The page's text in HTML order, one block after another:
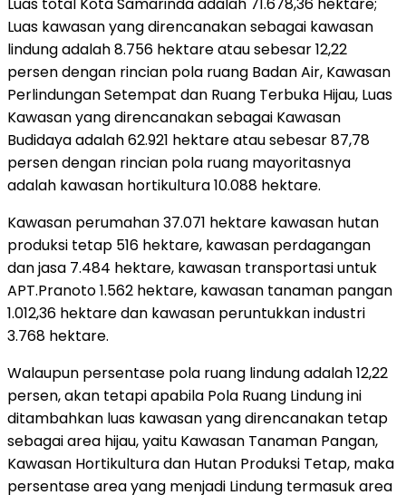
Luas kawasan yang direncanakan sebagai kawasan
lindung adalah 8.756 hektare atau sebesar 12,22
persen dengan rincian pola ruang Badan Air, Kawasan
Perlindungan Setempat dan Ruang Terbuka Hijau, Luas
Kawasan yang direncanakan sebagai Kawasan
Budidaya adalah 62.921 hektare atau sebesar 87,78
persen dengan rincian pola ruang mayoritasnya
adalah kawasan hortikultura 10.088 hektare.
Kawasan perumahan 37.071 hektare kawasan hutan
produksi tetap 516 hektare, kawasan perdagangan
dan jasa 7.484 hektare, kawasan transportasi untuk
APT.Pranoto 1.562 hektare, kawasan tanaman pangan
1.012,36 hektare dan kawasan peruntukkan industri
3.768 hektare.
Walaupun persentase pola ruang lindung adalah 12,22
persen, akan tetapi apabila Pola Ruang Lindung ini
ditambahkan luas kawasan yang direncanakan tetap
sebagai area hijau, yaitu Kawasan Tanaman Pangan,
Kawasan Hortikultura dan Hutan Produksi Tetap, maka
persentase area yang menjadi Lindung termasuk area